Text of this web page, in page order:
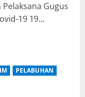
Gugus
19 19...
PELABUHAN